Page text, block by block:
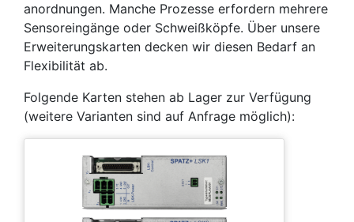
anordnungen. Manche Prozesse erfordern mehrere
Sensoreingänge oder Schweißköpfe. Über unsere
Erweiterungskarten decken wir diesen Bedarf an
Flexibilität ab.
Folgende Karten stehen ab Lager zur Verfügung
(weitere Varianten sind auf Anfrage möglich):